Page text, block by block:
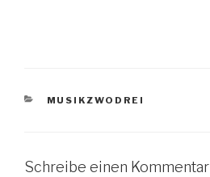
KATEGORIEN
MUSIKZWODREI
Schreibe einen Kommentar